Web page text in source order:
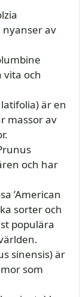
nyanser av
vita och
är en
massor av
och har
’American
sorter och
populära
sinensis) är
som